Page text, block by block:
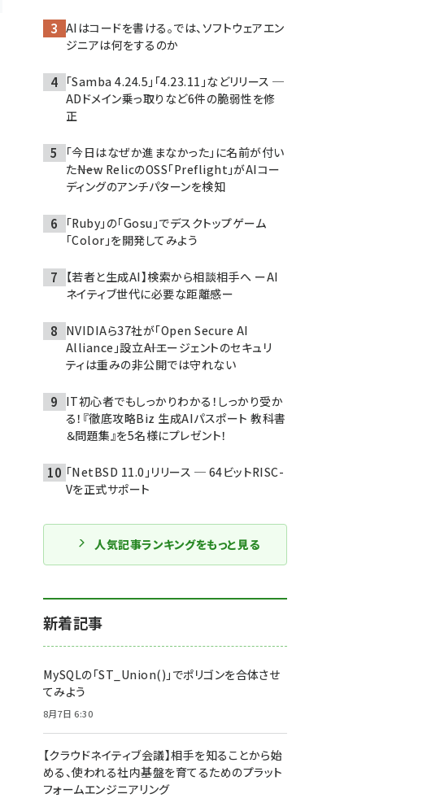
AIはコードを書ける。では、ソフトウェアエン
ジニアは何をするのか
「Samba 4.24.5」「4.23.11」などリリース ─
ADドメイン乗っ取りなど6件の脆弱性を修
正
「今日はなぜか進まなかった」に名前が付い
た――New RelicのOSS「Preflight」がAIコー
ディングのアンチパターンを検知
「Ruby」の「Gosu」でデスクトップゲーム
「Color」を開発してみよう
【若者と生成AI】検索から相談相手へ ーAI
ネイティブ世代に必要な距離感ー
NVIDIAら37社が「Open Secure AI
Alliance」設立――AIエージェントのセキュリ
ティは重みの非公開では守れない
IT初心者でもしっかりわかる！しっかり受か
る！『徹底攻略Biz 生成AIパスポート 教科書
＆問題集』を5名様にプレゼント！
「NetBSD 11.0」リリース ─ 64ビットRISC-
Vを正式サポート
人気記事ランキングをもっと見る
新着記事
MySQLの「ST_Union()」でポリゴンを合体させ
てみよう
8月7日 6:30
【クラウドネイティブ会議】相手を知ることから始
める、使われる社内基盤を育てるためのプラット
フォームエンジニアリング